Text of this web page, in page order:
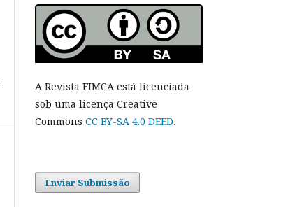
A Revista FIMCA está licenciada
sob uma licença Creative
Commons CC BY-SA 4.0 DEED.
Enviar Submissão